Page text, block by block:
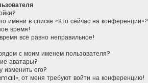
имени в списке «Кто сейчас на конференции»?
время!
всё равно неправильное!
с моим именем пользователя?
аватары?
изменить его?
от меня требуют войти на конференцию!